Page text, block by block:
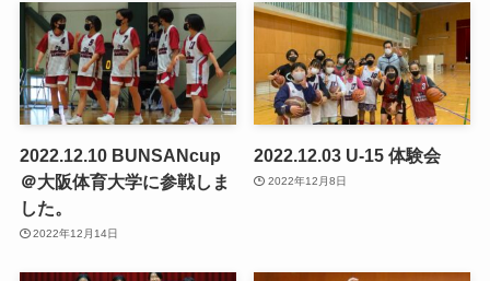
2022.12.10 BUNSANcup
＠大阪体育大学に参戦しま
した。
2022年12月14日
2022.12.03 U-15 体験会
2022年12月8日